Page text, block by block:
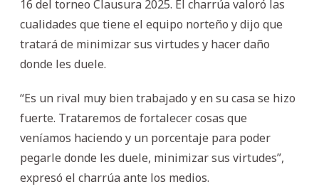
16 del torneo Clausura 2025. El charrúa valoró las
cualidades que tiene el equipo norteño y dijo que
tratará de minimizar sus virtudes y hacer daño
donde les duele.
“Es un rival muy bien trabajado y en su casa se hizo
fuerte. Trataremos de fortalecer cosas que
veníamos haciendo y un porcentaje para poder
pegarle donde les duele, minimizar sus virtudes”,
expresó el charrúa ante los medios.